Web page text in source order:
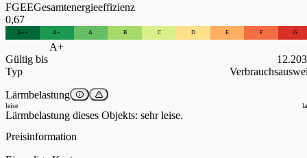
FGEEGesamtenergieeffizienz
0,67
A++ A+ A B C D E F G
A+
Gültig bis
Typ
Lärmbelastung
leise
Lärmbelastung dieses Objekts: sehr leise.
Preisinformation